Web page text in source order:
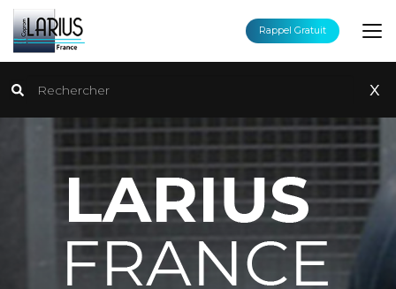
Aller
au
contenu
principal
Rechercher
x
Rappel Gratuit